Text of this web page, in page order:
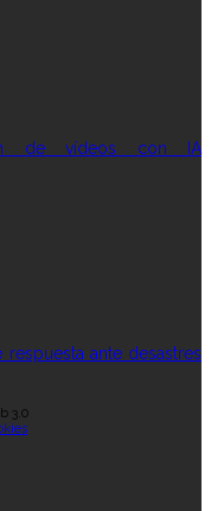
de vídeos con IA
respuesta ante desastres
3.0